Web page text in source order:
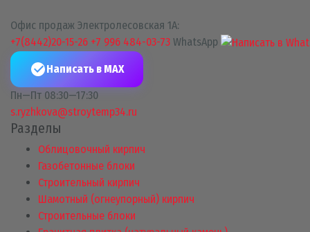
Офис продаж Электролесовская 1А:
+7(8442)20-15-26 +7 996 484-03-73 WhatsApp
Написать в MAX
Пн—Пт 08:30—17:30
s.ryzhkova@stroytemp34.ru
Разделы
Облицовочный кирпич
Газобетонные блоки
Строительный кирпич
Шамотный (огнеупорный) кирпич
Строительные блоки